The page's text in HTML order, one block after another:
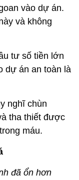
vào dự án.
và không
tư số tiền lớn
dự án an toàn là
nghĩ chùn
tha thiết được
máu.
đã ổn hơn